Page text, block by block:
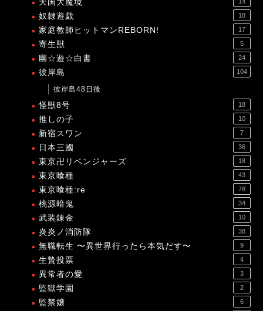
天国大魔境
奴隷遊戯 18
家庭教師ヒットマンREBORN! 17
寄生獣 5
幽☆遊☆白書 24
彼岸島 104
彼岸島48日後
怪獣8号 18
推しの子 10
新宿スワン 7
日本三國 36
東京卍リベンジャーズ 18
東京喰種 43
東京喰種:re 78
桃源暗鬼 34
武装錬金 10
炎炎ノ消防隊 38
無職転生 〜異世界行ったら本気だす〜 9
生贄投票 4
異常者の愛 3
監獄学園 2
監禁嬢 6